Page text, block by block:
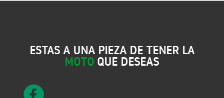
ESTAS A UNA PIEZA DE TENER LA
MOTO QUE DESEAS